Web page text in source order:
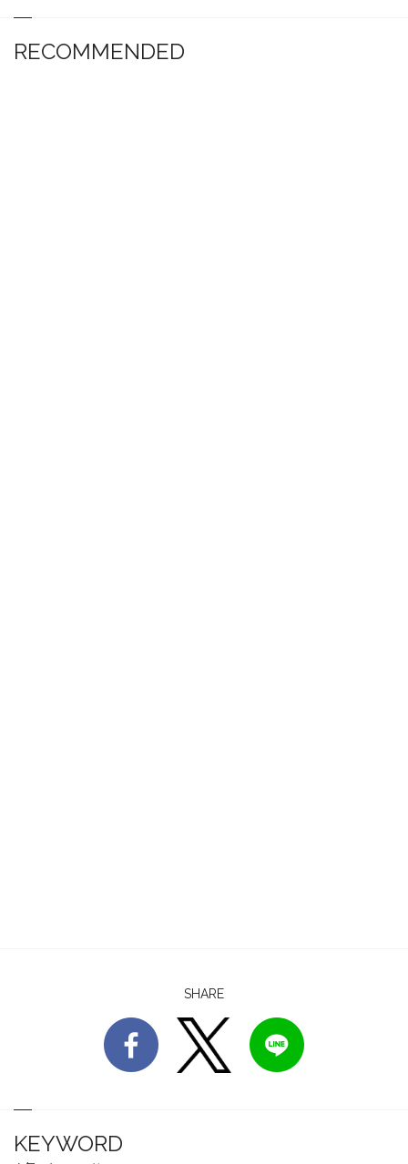
RECOMMENDED
SHARE
KEYWORD